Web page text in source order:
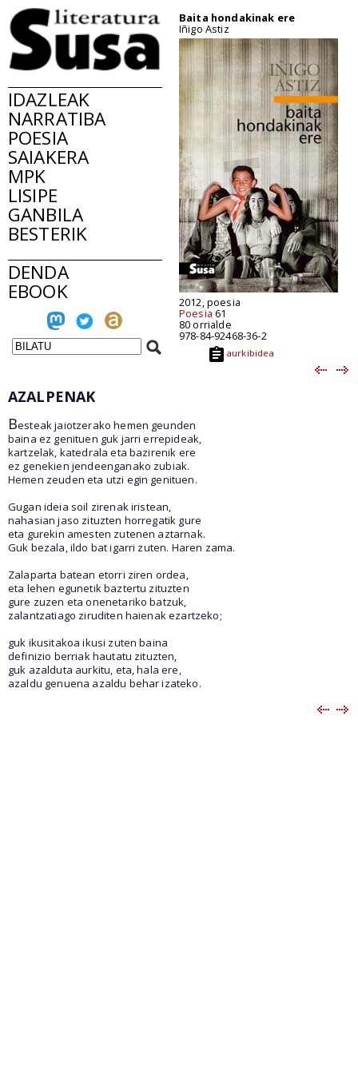
IDAZLEAK
NARRATIBA
POESIA
SAIAKERA
MPK
LISIPE
GANBILA
BESTERIK
DENDA
EBOOK
Baita hondakinak ere
Iñigo Astiz
2012, poesia
Poesia 61
80 orrialde
978-84-92468-36-2
aurkibidea
AZALPENAK
Besteak jaiotzerako hemen geunden
baina ez genituen guk jarri errepideak,
kartzelak, katedrala eta bazirenik ere
ez genekien jendeenganako zubiak.
Hemen zeuden eta utzi egin genituen.
Gugan ideia soil zirenak iristean,
nahasian jaso zituzten horregatik gure
eta gurekin amesten zutenen aztarnak.
Guk bezala, ildo bat igarri zuten. Haren zama.
Zalaparta batean etorri ziren ordea,
eta lehen egunetik baztertu zituzten
gure zuzen eta onenetariko batzuk,
zalantzatiago ziruditen haienak ezartzeko;
guk ikusitakoa ikusi zuten baina
definizio berriak hautatu zituzten,
guk azalduta aurkitu, eta, hala ere,
azaldu genuena azaldu behar izateko.